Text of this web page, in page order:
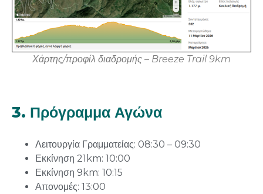
Χάρτης/προφίλ διαδρομής – Breeze Trail 9km
3. Πρόγραμμα Αγώνα
Λειτουργία Γραμματείας: 08:30 – 09:30
Εκκίνηση 21km: 10:00
Εκκίνηση 9km: 10:15
Απονομές: 13:00